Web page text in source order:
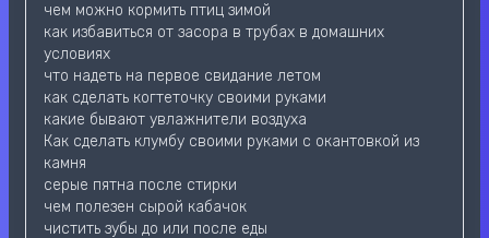
чем можно кормить птиц зимой
как избавиться от засора в трубах в домашних
условиях
что надеть на первое свидание летом
как сделать когтеточку своими руками
какие бывают увлажнители воздуха
Как сделать клумбу своими руками с окантовкой из
камня
серые пятна после стирки
чем полезен сырой кабачок
чистить зубы до или после еды